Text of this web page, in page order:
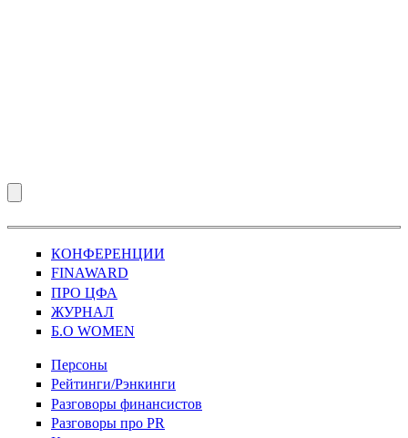
КОНФЕРЕНЦИИ
FINAWARD
ПРО ЦФА
ЖУРНАЛ
Б.О WOMEN
Персоны
Рейтинги/Рэнкинги
Разговоры финансистов
Разговоры про PR